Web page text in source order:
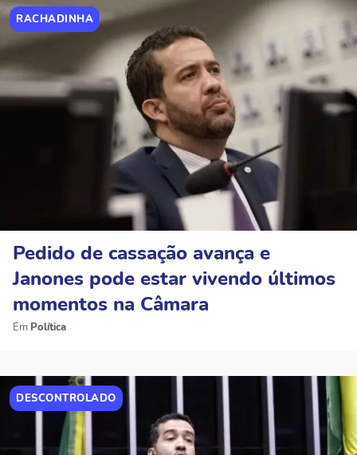
RACHADINHA
Pedido de cassação avança e
Janones pode estar vivendo últimos
momentos na Câmara
Política
DESCONTROLADO